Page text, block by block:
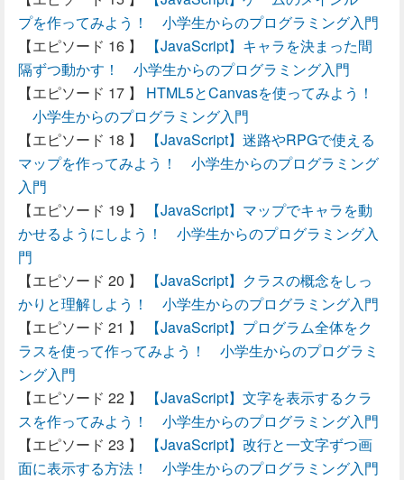
プを作ってみよう！ 小学生からのプログラミング入門
【JavaScript】キャラを決まった間
隔ずつ動かす！ 小学生からのプログラミング入門
HTML5とCanvasを使ってみよう！
小学生からのプログラミング入門
【JavaScript】迷路やRPGで使える
マップを作ってみよう！ 小学生からのプログラミング
入門
【JavaScript】マップでキャラを動
かせるようにしよう！ 小学生からのプログラミング入
門
【JavaScript】クラスの概念をしっ
かりと理解しよう！ 小学生からのプログラミング入門
【JavaScript】プログラム全体をク
ラスを使って作ってみよう！ 小学生からのプログラミ
ング入門
【JavaScript】文字を表示するクラ
スを作ってみよう！ 小学生からのプログラミング入門
【JavaScript】改行と一文字ずつ画
面に表示する方法！ 小学生からのプログラミング入門